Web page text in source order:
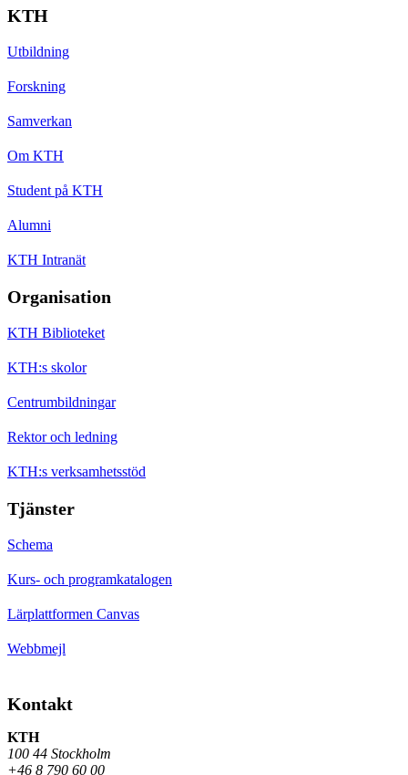
KTH
Utbildning
Forskning
Samverkan
Om KTH
Student på KTH
Alumni
KTH Intranät
Organisation
KTH Biblioteket
KTH:s skolor
Centrumbildningar
Rektor och ledning
KTH:s verksamhetsstöd
Tjänster
Schema
Kurs- och programkatalogen
Lärplattformen Canvas
Webbmejl
Kontakt
KTH
100 44 Stockholm
+46 8 790 60 00